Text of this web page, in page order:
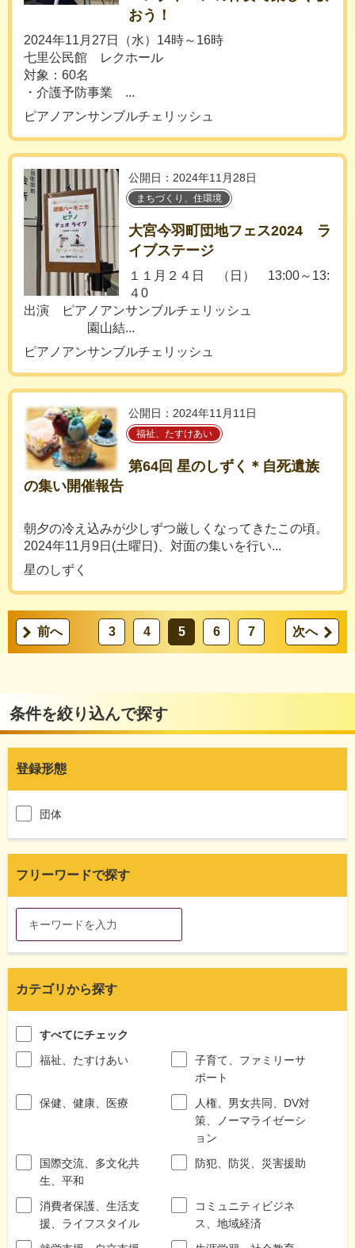
おう！
2024年11月27日（水）14時～16時
七里公民館 レクホール
対象：60名
・介護予防事業 ...
ピアノアンサンブルチェリッシュ
公開日：2024年11月28日
まちづくり、住環境
大宮今羽町団地フェス2024 ラ
イブステージ
１１月２４日 （日） 13:00～13:
４0
出演 ピアノアンサンブルチェリッシュ
園山結...
ピアノアンサンブルチェリッシュ
公開日：2024年11月11日
福祉、たすけあい
第64回 星のしずく＊自死遺族
の集い開催報告
朝夕の冷え込みが少しずつ厳しくなってきたこの頃。
2024年11月9日(土曜日)、対面の集いを行い...
星のしずく
前へ 3 4 5 6 7 次へ
条件を絞り込んで探す
登録形態
団体
フリーワードで探す
カテゴリから探す
すべてにチェック
福祉、たすけあい
子育て、ファミリーサ
ポート
保健、健康、医療
人権、男女共同、DV対
策、ノーマライゼーシ
ョン
国際交流、多文化共
生、平和
防犯、防災、災害援助
消費者保護、生活支
援、ライフスタイル
コミュニティビジネ
ス、地域経済